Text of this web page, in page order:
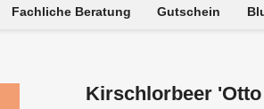
Fachliche Beratung Gutschein
Kirschlorbeer